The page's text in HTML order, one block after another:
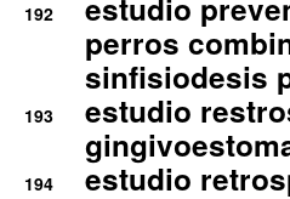
192
estudio
perros
sinfisiodesis
193
estudio
194
estudio